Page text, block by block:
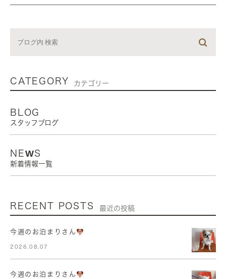
CATEGORY カテゴリー
BLOG
スタッフブログ
NEWS
新着情報一覧
RECENT POSTS 最近の投稿
今週のお泊まりさん
2026.08.07
今週のお泊まりさん